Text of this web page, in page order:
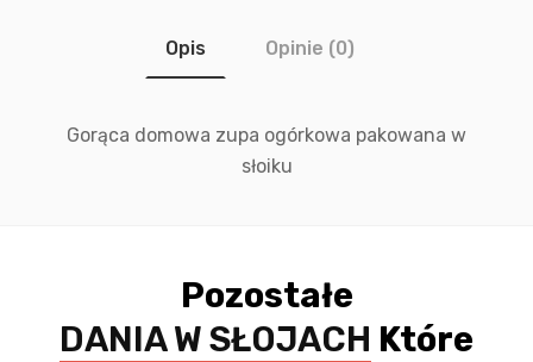
Opis Opinie (0)
Gorąca domowa zupa ogórkowa pakowana w
słoiku
Pozostałe
DANIA W SŁOJACH Które